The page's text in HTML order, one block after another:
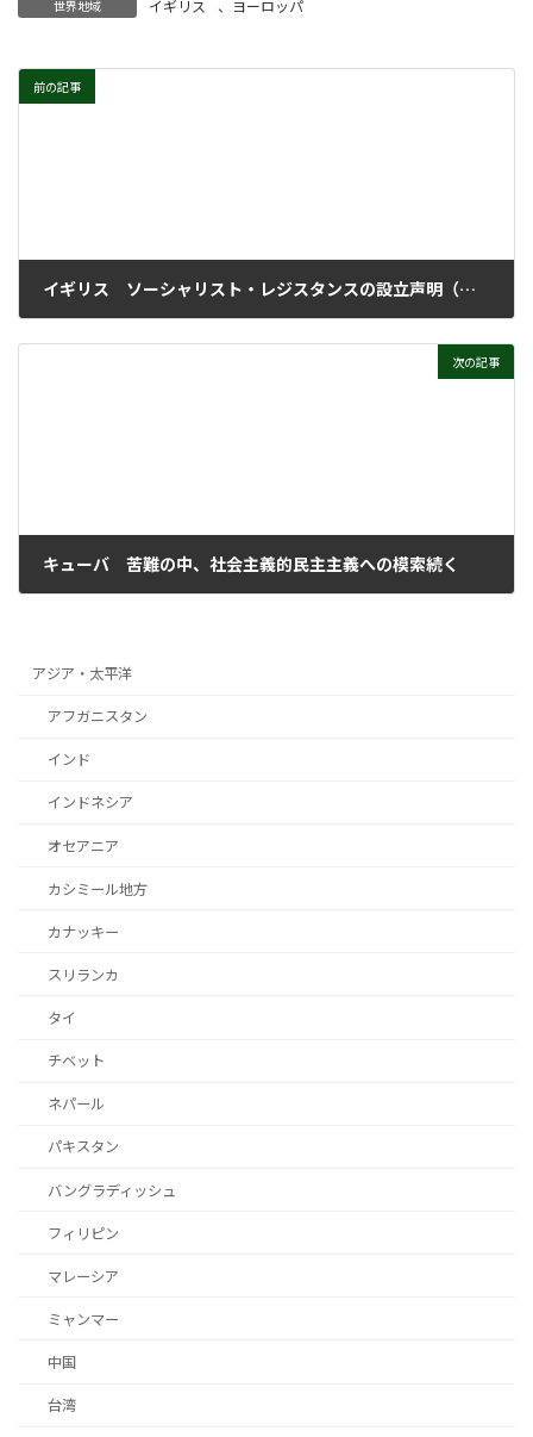
世界地域 イギリス 、 ヨーロッパ
前の記事
イギリス ソーシャリスト・レジスタンスの設立声明（上）
次の記事
キューバ 苦難の中、社会主義的民主主義への模索続く
アジア・太平洋
アフガニスタン
インド
インドネシア
オセアニア
カシミール地方
カナッキー
スリランカ
タイ
チベット
ネパール
パキスタン
バングラディッシュ
フィリピン
マレーシア
ミャンマー
中国
台湾